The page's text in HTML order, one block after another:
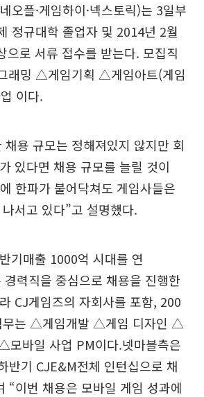
오플·게임하이·넥스토릭)는 3일부
정규대학 졸업자 및 2014년 2월
으로 서류 접수를 받는다. 모집직
래밍 △게임기획 △게임아트(게임
이다.
채용 규모는 정해져있지 않지만 회
있다면 채용 규모를 늘릴 것이
한파가 불어닥쳐도 게임사들은
서고 있다”고 설명했다.
기매출 1000억 시대를 연
력직을 중심으로 채용을 진행한
CJ게임즈의 자회사를 포함, 200
무는 △게임개발 △게임 디자인 △
모바일 사업 PM이다.넷마블측은
반기 CJE&M전체 인턴십으로 채
“이번 채용은 모바일 게임 성과에